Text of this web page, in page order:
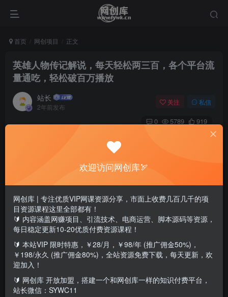
首页 网创项目 正文
英雄人物传记解说，每天轻松两三百，各个平台流
量通吃，轻松破百万播放
站长
2年前发布
关注 私信
0 5789 919
人物传记解说，每天轻松两三百，抖音，视频号，百家号等
各个平台流量通吃，轻松破百万播放，播放等于收益！
欢迎访问网创库🏹
网创库 | 专注优质VIP网课资源分享，市面上收费几百几千的项
目资源课程这里全部都有！
🔰 内容涵盖网赚项目、引流技术、电商运营、脚本源码等资源，
每日稳定更新10-20优质付费资源课程！
🔰 本站VIP 限时特惠，￥28/月，￥98/年 (推广佣金50%)，
￥198/永久 (推广佣金80%)，全站资源免费下载，每天更新，欢
迎加入！
🔰 网创库 开放加盟，搭建一个和网创库一样的知识付费平台，
站长微信：SYWC11